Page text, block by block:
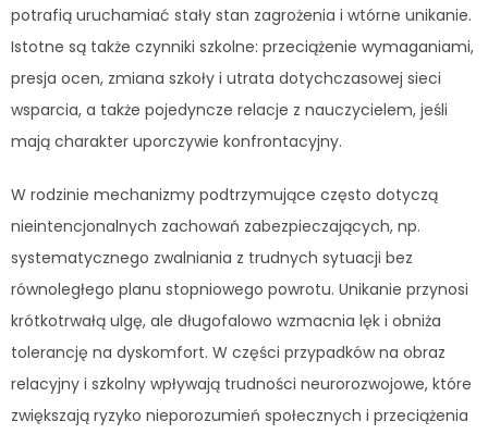
potrafią uruchamiać stały stan zagrożenia i wtórne unikanie.
Istotne są także czynniki szkolne: przeciążenie wymaganiami,
presja ocen, zmiana szkoły i utrata dotychczasowej sieci
wsparcia, a także pojedyncze relacje z nauczycielem, jeśli
mają charakter uporczywie konfrontacyjny.
W rodzinie mechanizmy podtrzymujące często dotyczą
nieintencjonalnych zachowań zabezpieczających, np.
systematycznego zwalniania z trudnych sytuacji bez
równoległego planu stopniowego powrotu. Unikanie przynosi
krótkotrwałą ulgę, ale długofalowo wzmacnia lęk i obniża
tolerancję na dyskomfort. W części przypadków na obraz
relacyjny i szkolny wpływają trudności neurorozwojowe, które
zwiększają ryzyko nieporozumień społecznych i przeciążenia